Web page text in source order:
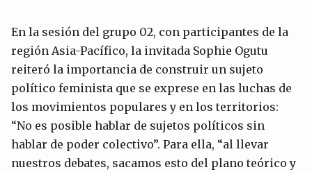
En la sesión del grupo 02, con participantes de la
región Asia-Pacífico, la invitada Sophie Ogutu
reiteró la importancia de construir un sujeto
político feminista que se exprese en las luchas de
los movimientos populares y en los territorios:
“No es posible hablar de sujetos políticos sin
hablar de poder colectivo”. Para ella, “al llevar
nuestros debates, sacamos esto del plano teórico y